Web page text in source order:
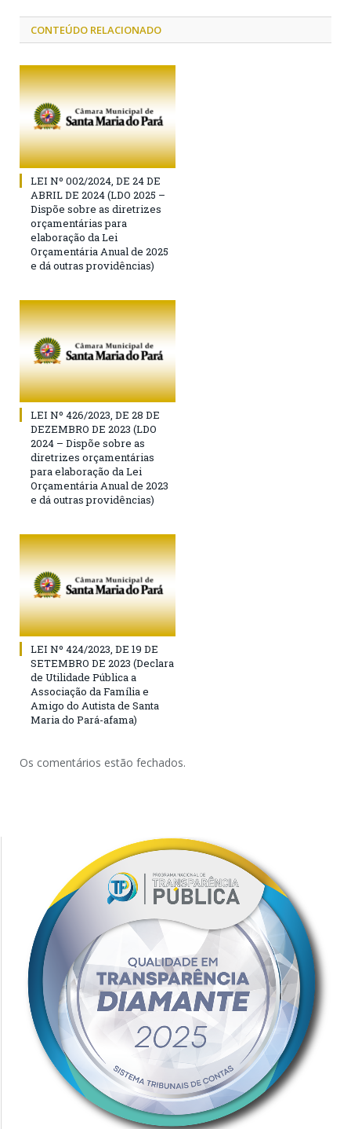
CONTEÚDO RELACIONADO
LEI Nº 002/2024, DE 24 DE
ABRIL DE 2024 (LDO 2025 –
Dispõe sobre as diretrizes
orçamentárias para
elaboração da Lei
Orçamentária Anual de 2025
e dá outras providências)
LEI Nº 426/2023, DE 28 DE
DEZEMBRO DE 2023 (LDO
2024 – Dispõe sobre as
diretrizes orçamentárias
para elaboração da Lei
Orçamentária Anual de 2023
e dá outras providências)
LEI Nº 424/2023, DE 19 DE
SETEMBRO DE 2023 (Declara
de Utilidade Pública a
Associação da Família e
Amigo do Autista de Santa
Maria do Pará-afama)
Os comentários estão fechados.